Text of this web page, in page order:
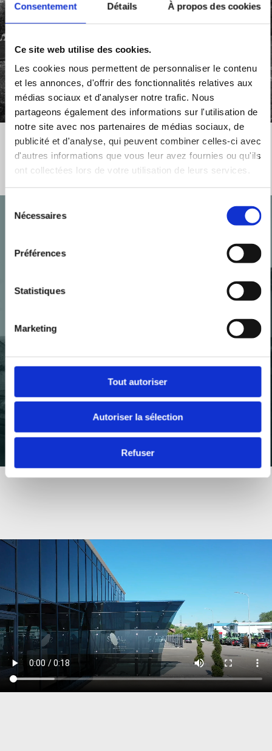
Consentement Détails À propos des cookies
Ce site web utilise des cookies.
Les cookies nous permettent de personnaliser le contenu
et les annonces, d'offrir des fonctionnalités relatives aux
médias sociaux et d'analyser notre trafic. Nous
partageons également des informations sur l'utilisation de
notre site avec nos partenaires de médias sociaux, de
publicité et d'analyse, qui peuvent combiner celles-ci avec
d'autres informations que vous leur avez fournies ou qu'ils
ont collectées lors de votre utilisation de leurs services.
Nécessaires
Préférences
Statistiques
Marketing
Tout autoriser
Autoriser la sélection
Refuser
Fils d’un des fondateurs, Monsieur Sébastien Sangsue,
a rejoint l’entreprise en 1994 pour la reprendre en
l’entreprise en diversifiant les produits saphir.